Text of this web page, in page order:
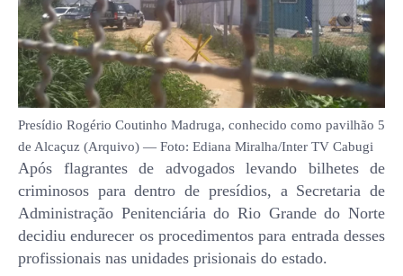
Presídio Rogério Coutinho Madruga, conhecido como pavilhão 5
de Alcaçuz (Arquivo) — Foto: Ediana Miralha/Inter TV Cabugi
Após flagrantes de advogados levando bilhetes de
criminosos para dentro de presídios, a Secretaria de
Administração Penitenciária do Rio Grande do Norte
decidiu endurecer os procedimentos para entrada desses
profissionais nas unidades prisionais do estado.